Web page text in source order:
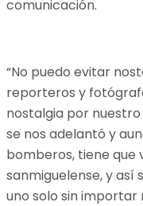
comunicación.
“No puedo evitar
reporteros y
nostalgia por
se nos adelantó y
bomberos, tiene que
sanmiguelense, y así
uno solo sin